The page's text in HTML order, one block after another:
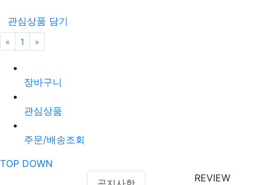
관심상품 담기
« 이전
1 »
장바구니
관심상품
주문/배송조회
TOP DOWN
REVIEW